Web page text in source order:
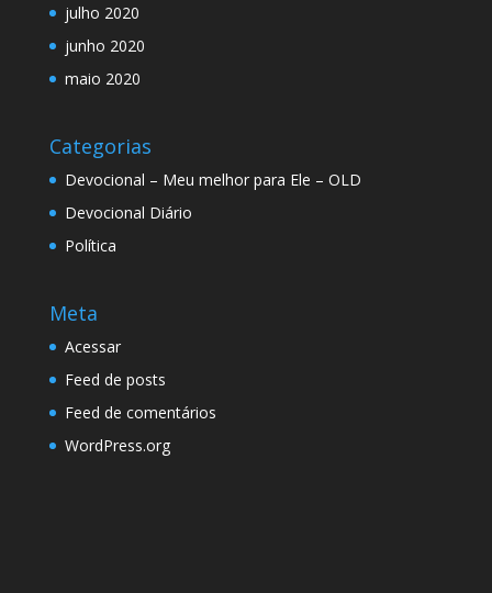
julho 2020
junho 2020
maio 2020
Categorias
Devocional – Meu melhor para Ele – OLD
Devocional Diário
Política
Meta
Acessar
Feed de posts
Feed de comentários
WordPress.org